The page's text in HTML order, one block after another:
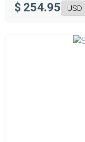
$ 254.95